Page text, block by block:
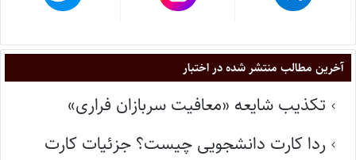
آخرین مطالب منتشر شده در اختبار
تکذیب شایعه «معافیت سربازان فراری»
ردا کارت دانشجویی چیست؟ جزئیات کارت